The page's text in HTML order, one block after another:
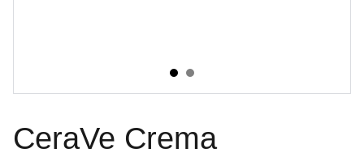
CeraVe Crema